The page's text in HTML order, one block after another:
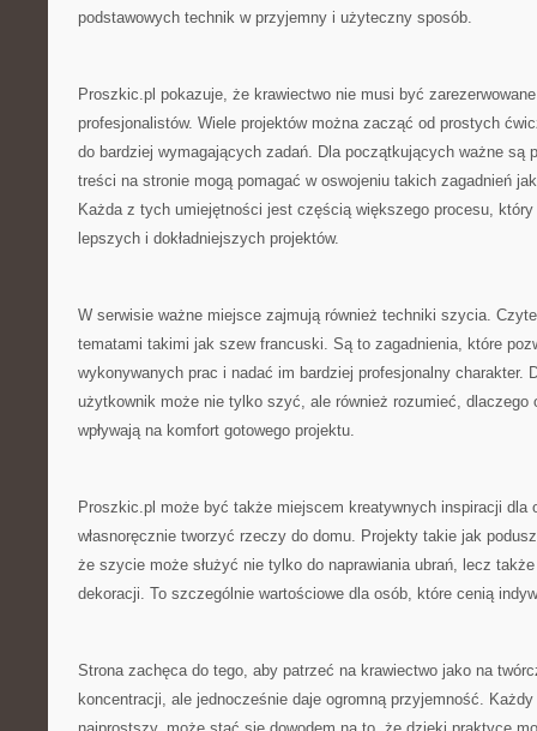
podstawowych technik w przyjemny i użyteczny sposób.
Proszkic.pl pokazuje, że krawiectwo nie musi być
profesjonalistów. Wiele projektów można zacząć od prostych
do bardziej wymagających zadań. Dla początkujących ważne są
treści na stronie mogą pomagać w oswojeniu takich zagadnień
Każda z tych umiejętności jest częścią większego procesu,
lepszych i dokładniejszych projektów.
W serwisie ważne miejsce zajmują również techniki szycia.
tematami takimi jak szew francuski. Są to zagadnienia, które
wykonywanych prac i nadać im bardziej profesjonalny charakter.
użytkownik może nie tylko szyć, ale również rozumieć, dlaczego
wpływają na komfort gotowego projektu.
Proszkic.pl może być także miejscem kreatywnych inspiracji dla
własnoręcznie tworzyć rzeczy do domu. Projekty takie jak
że szycie może służyć nie tylko do naprawiania ubrań, lecz
dekoracji. To szczególnie wartościowe dla osób, które cenią
Strona zachęca do tego, aby patrzeć na krawiectwo jako na
koncentracji, ale jednocześnie daje ogromną przyjemność.